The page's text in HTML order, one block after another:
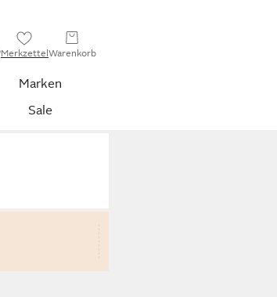
MerkzettelWarenkorb
Marken
Sale